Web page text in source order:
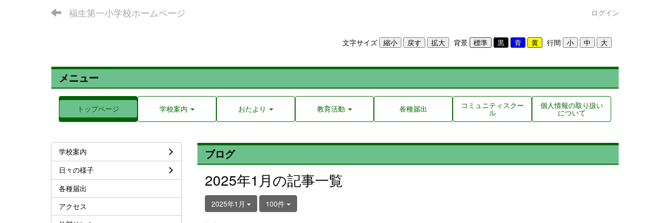
福生第一小学校ホームページ ログイン
文字サイズ 背景 行間
メニュー
トップページ 学校案内 おたより 教育活動 各種届出 コミュニティスクー
ル
個人情報の取り扱い
について
ブログ
2025年1月の記事一覧
2025年1月 100件
学校案内
日々の様子
各種届出
アクセス